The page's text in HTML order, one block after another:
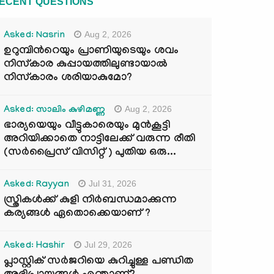
Asked: Nasrin Aug 2, 2026
ഉറുമ്പിന്‍റെയും പ്രാണിയുടെയും ശവം
നിസ്കാര കുപ്പായത്തിലുണ്ടായാൽ
നിസ്കാരം ശരിയാകുമോ?
Asked: സാലിം കുഴിമണ്ണ Aug 2, 2026
ഭാര്യയെയും വീട്ടുകാരെയും മുൻകൂട്ടി
അറിയിക്കാതെ നാട്ടിലേക്ക് വരുന്ന രീതി
(സർപ്രൈസ് വിസിറ്റ് ) പുതിയ ഒരു...
Asked: Rayyan Jul 31, 2026
സ്ത്രികൾക്ക് കുളി നിർബന്ധമാക്കുന്ന
കര്യങ്ങൾ ഏതൊക്കെയാണ് ?
Asked: Hashir Jul 29, 2026
പ്ലാസ്റ്റിക് സർജറിയെ കുറിച്ചുള്ള പണ്ഡിത